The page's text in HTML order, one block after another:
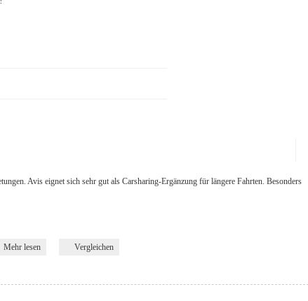
Avis eignet sich sehr gut als Carsharing-Ergänzung für längere Fahrten. Besonders
Mehr lesen Vergleichen